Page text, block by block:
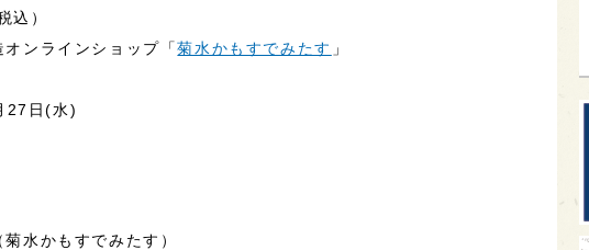
込）
オンラインショップ「菊水かもすでみたす 」
27日(水)
菊水かもすでみたす）